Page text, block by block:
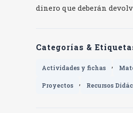
dinero que deberán
Categorías &
Actividades y fichas ,
Proyectos , Recursos